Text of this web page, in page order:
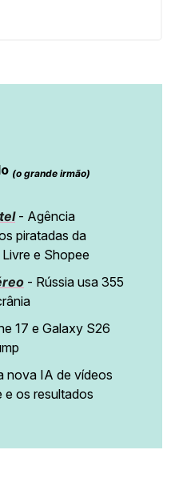
(o grande irmão)
- Agência
piratadas da
e Shopee
- Rússia usa 355
17 e Galaxy S26
nova IA de vídeos
e os resultados